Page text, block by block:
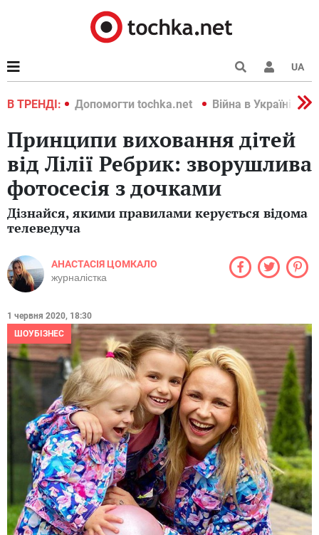
UA
В ТРЕНДІ:
2022 Допомогти tochka.net Війна в Україні 2022
Принципи виховання дітей
від Лілії Ребрик: зворушлива
фотосесія з дочками
Дізнайся, якими правилами керується відома
телеведуча
АНАСТАСІЯ ЦОМКАЛО
журналістка
1 червня 2020, 18:30
ШОУБІЗНЕС